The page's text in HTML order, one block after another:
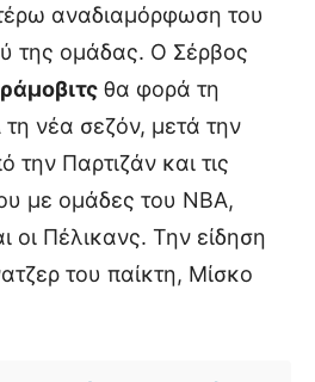
αναδιαμόρφωση του
της ομάδας. Ο Σέρβος
θα φορά τη
νέα σεζόν, μετά την
Παρτιζάν και τις
με ομάδες του ΝΒΑ,
οι Πέλικανς. Την είδηση
του παίκτη, Μίσκο